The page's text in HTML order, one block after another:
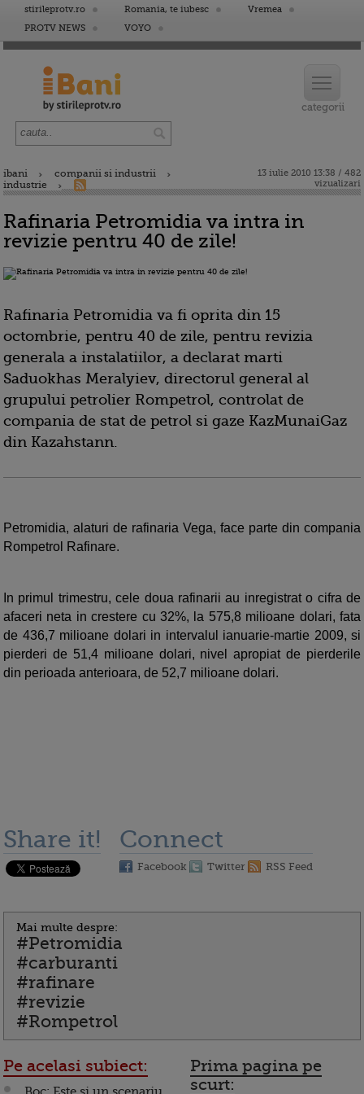
stirileprotv.ro Romania, te iubesc
Vremea
PROTV NEWS
VOYO
ibani
companii si industrii
industrie
13 iulie 2010 13:38 / 482
vizualizari
Rafinaria Petromidia va intra in
revizie pentru 40 de zile!
Rafinaria Petromidia va fi oprita din 15
octombrie, pentru 40 de zile, pentru revizia
generala a instalatiilor, a declarat marti
Saduokhas Meralyiev, directorul general al
grupului petrolier Rompetrol, controlat de
compania de stat de petrol si gaze KazMunaiGaz
din Kazahstann.
Petromidia, alaturi de rafinaria Vega, face parte din compania
Rompetrol Rafinare.
In primul trimestru, cele doua rafinarii au inregistrat o cifra de
afaceri neta in crestere cu 32%, la 575,8 milioane dolari, fata
de 436,7 milioane dolari in intervalul ianuarie-martie 2009, si
pierderi de 51,4 milioane dolari, nivel apropiat de pierderile
din perioada anterioara, de 52,7 milioane dolari.
Share it! Connect
Facebook Twitter RSS Feed
Mai multe despre:
#Petromidia
#carburanti
#rafinare
#revizie
#Rompetrol
Pe acelasi subiect:
Prima pagina pe
scurt: